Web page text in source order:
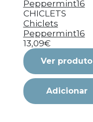
CHICLETS
Chiclets
Peppermint16
13,09€
Ver produto
Adicionar